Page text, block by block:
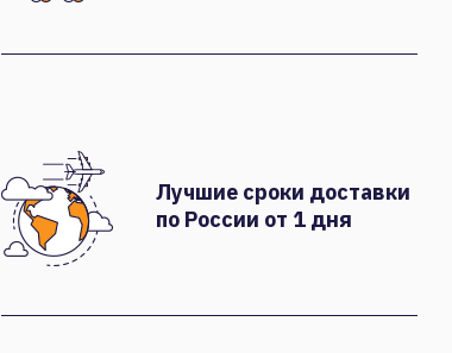
Лучшие сроки доставки
по России от 1 дня